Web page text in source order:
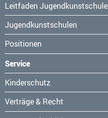
Leitfaden Jugendkunstschule
Jugendkunstschulen
Positionen
Service
Navigation
überspringen
Kinderschutz
Verträge & Recht